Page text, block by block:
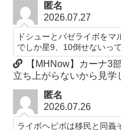
匿名
2026.07.27
ドシューとバゼライボを
でしか星9、10倒せないっ
【MHNow】カーナ3
立ち上がらないから見学
匿名
2026.07.26
ライボヘビボは移民と同義